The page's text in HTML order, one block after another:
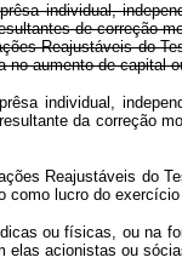
individual,
de correção
Reajustáveis do
no aumento de capital
individual,
da correção
Reajustáveis do
lucro do exercício
ou físicas, ou na
acionistas ou